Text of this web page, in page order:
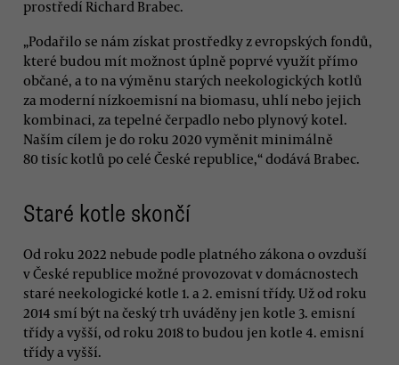
prostředí Richard Brabec.
„Podařilo se nám získat prostředky z evropských fondů,
které budou mít možnost úplně poprvé využít přímo
občané, a to na výměnu starých neekologických kotlů
za moderní nízkoemisní na biomasu, uhlí nebo jejich
kombinaci, za tepelné čerpadlo nebo plynový kotel.
Naším cílem je do roku 2020 vyměnit minimálně
80 tisíc kotlů po celé České republice,“ dodává Brabec.
Staré kotle skončí
Od roku 2022 nebude podle platného zákona o ovzduší
v České republice možné provozovat v domácnostech
staré neekologické kotle 1. a 2. emisní třídy. Už od roku
2014 smí být na český trh uváděny jen kotle 3. emisní
třídy a vyšší, od roku 2018 to budou jen kotle 4. emisní
třídy a vyšší.